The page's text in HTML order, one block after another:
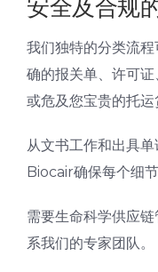
安全及合规
我们独特的分类流
确的报关单、许可
或危及您宝贵的托运
从文书工作和出具
Biocair确保每个细
需要生命科学供应
系我们的专家团队。